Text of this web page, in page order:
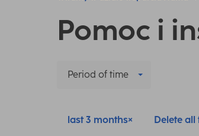
Pomoc i
Period of time
last 3 months Delete all